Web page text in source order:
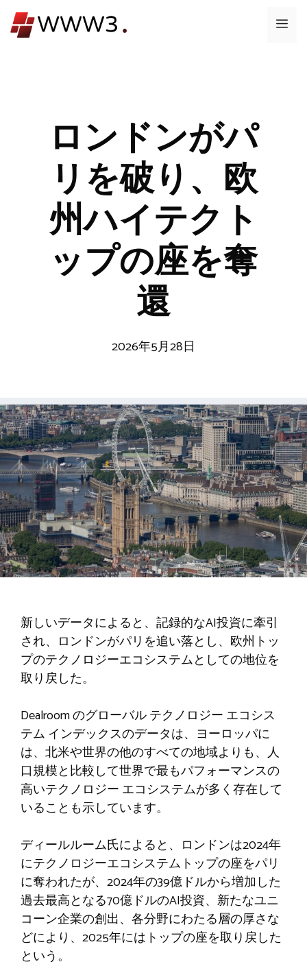
ン
メ
ロンドンがパ
リを破り、欧
州ハイテクト
ップの座を奪
還
2026年5月28日
新しいデータによると、記録的なAI投資に牽引
され、ロンドンがパリを追い落とし、欧州トッ
プのテクノロジーエコシステムとしての地位を
取り戻した。
Dealroom のグローバル テクノロジー エコシス
テム インデックスのデータは、ヨーロッパに
は、北米や世界の他のすべての地域よりも、人
口規模と比較して世界で最もパフォーマンスの
高いテクノロジー エコシステムが多く存在して
いることも示しています。
ディールルーム氏によると、ロンドンは2024年
にテクノロジーエコシステムトップの座をパリ
に奪われたが、2024年の39億ドルから増加した
過去最高となる70億ドルのAI投資、新たなユニ
コーン企業の創出、各分野にわたる層の厚さな
どにより、2025年にはトップの座を取り戻した
という。